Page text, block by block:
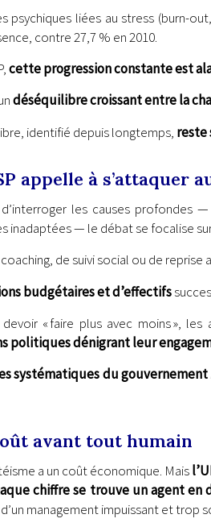
psychiques liées au stress (burn-
contre 27,7 % en 2010.
cette progression constante est
déséquilibre croissant entre la
identifié depuis longtemps, reste
appelle à s’attaquer
les causes profondes
inadaptées — le débat se focalise
de suivi social ou de reprise
budgétaires et d’effectifs
« faire plus avec moins », les
politiques dénigrant leur
systématiques du gouvernement
avant tout humain
a un coût économique. Mais
chiffre se trouve un agent en
management impuissant et trop